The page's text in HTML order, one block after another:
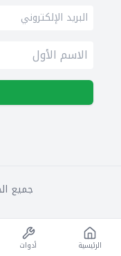
جميع
الرئيسية أدوات